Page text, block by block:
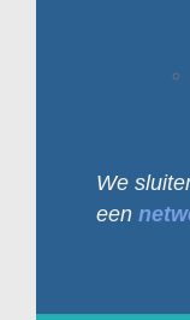
We
een